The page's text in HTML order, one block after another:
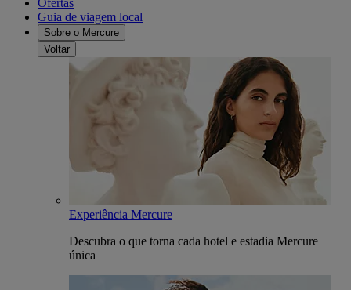
Ofertas
Guia de viagem local
Sobre o Mercure
Voltar
Experiência Mercure
Descubra o que torna cada hotel e estadia Mercure
única